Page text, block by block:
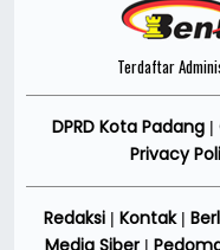
Terdaftar
DPRD Kota Padang|
Privacy
Redaksi| Kontak|
Media Siber|